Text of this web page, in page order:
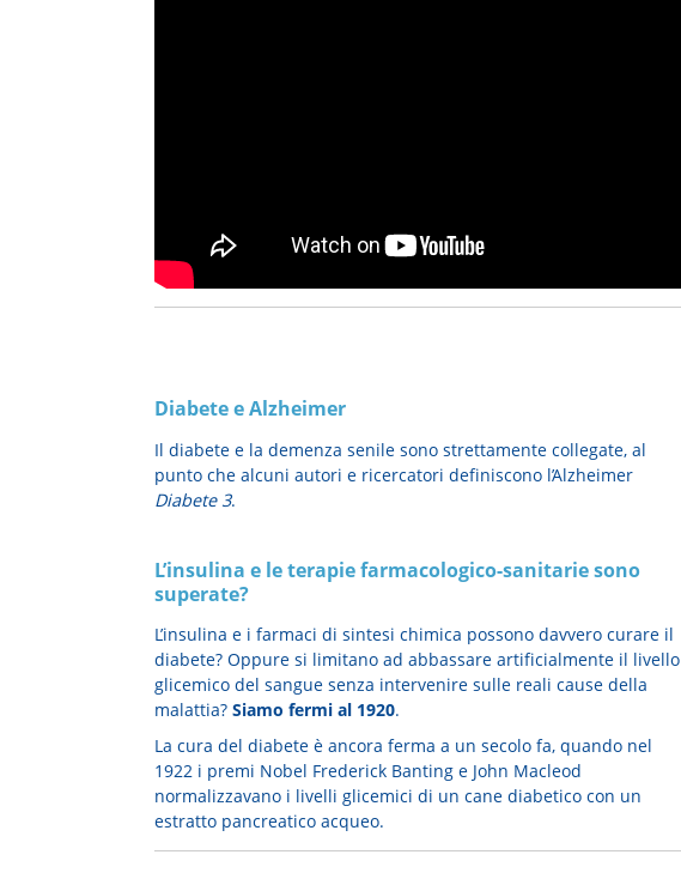
Diabete e Alzheimer
Il diabete e la demenza senile sono strettamente collegate, al
punto che alcuni autori e ricercatori definiscono l’Alzheimer
Diabete 3.
L’insulina e le terapie farmacologico-sanitarie sono
superate?
L’insulina e i farmaci di sintesi chimica possono davvero curare il
diabete? Oppure si limitano ad abbassare artificialmente il livello
glicemico del sangue senza intervenire sulle reali cause della
malattia? Siamo fermi al 1920.
La cura del diabete è ancora ferma a un secolo fa, quando nel
1922 i premi Nobel Frederick Banting e John Macleod
normalizzavano i livelli glicemici di un cane diabetico con un
estratto pancreatico acqueo.